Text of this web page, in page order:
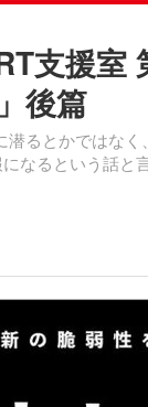
支援室
後篇
るとかではな
なるという話と言